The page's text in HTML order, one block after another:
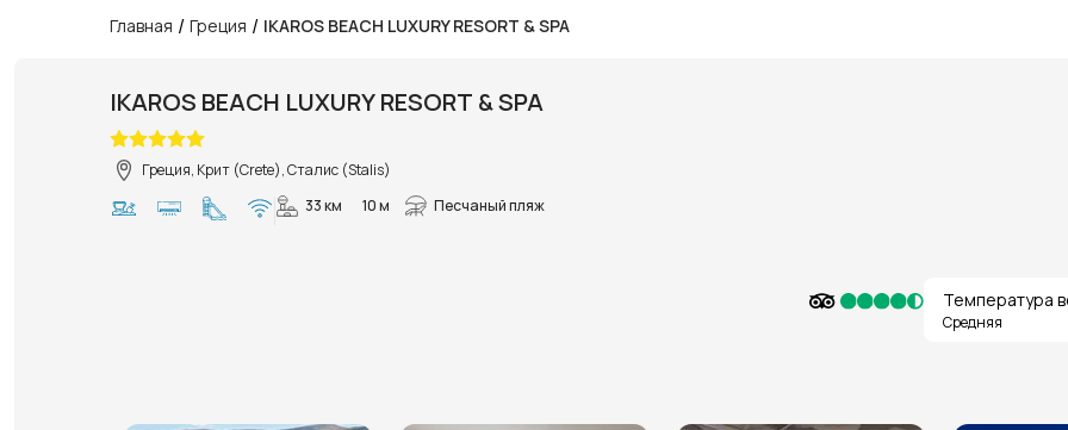
Главная / Греция / IKAROS BEACH LUXURY RESORT & SPA
IKAROS BEACH LUXURY RESORT & SPA
Греция, Крит (Crete), Сталис (Stalis)
33 км
10 м Песчаный пляж
Температура
Средняя